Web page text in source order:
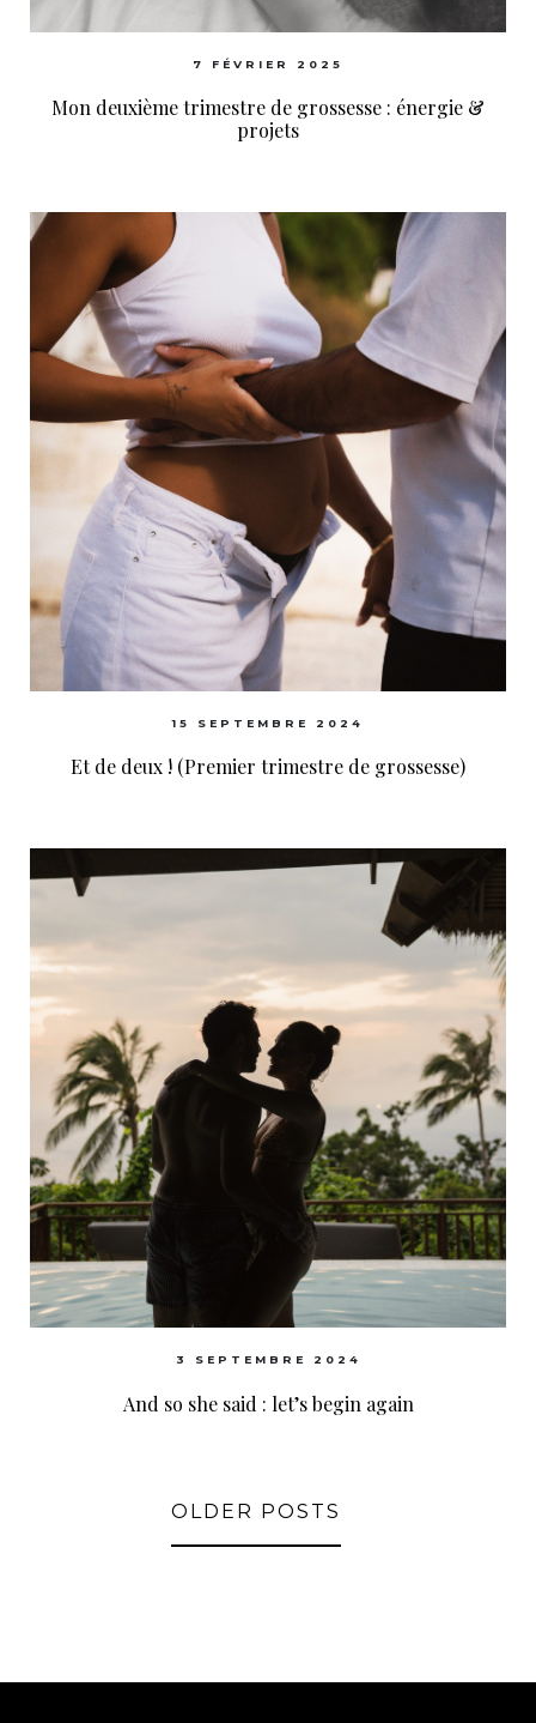
7 FÉVRIER 2025
Mon deuxième trimestre de grossesse : énergie &
projets
15 SEPTEMBRE 2024
Et de deux ! (Premier trimestre de grossesse)
3 SEPTEMBRE 2024
And so she said : let’s begin again
OLDER POSTS